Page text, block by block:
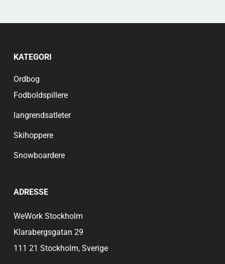
KATEGORI
Ordbog
Fodboldspillere
langrendsatleter
Skihoppere
Snowboardere
ADRESSE
WeWork Stockholm
Klarabergsgatan 29
111 21 Stockholm, Sverige